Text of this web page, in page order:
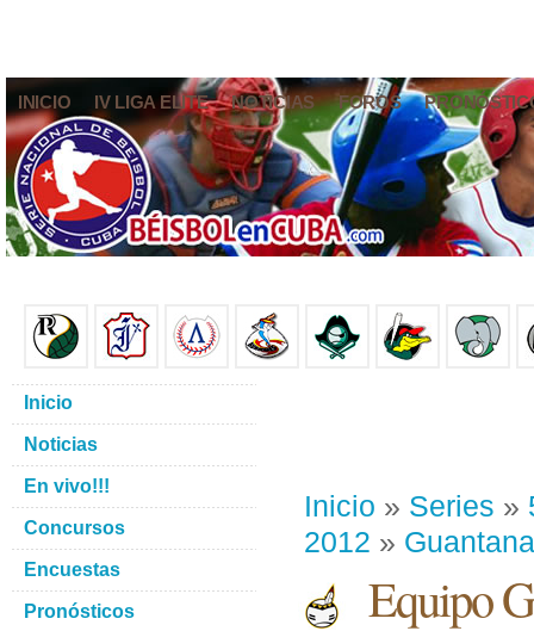
INICIO IV LIGA ELITE NOTICIAS FOROS
Inicio » Series »
2012 »
Equipo
Inicio
Noticias
En vivo!!!
Concursos
Encuestas
Pronósticos